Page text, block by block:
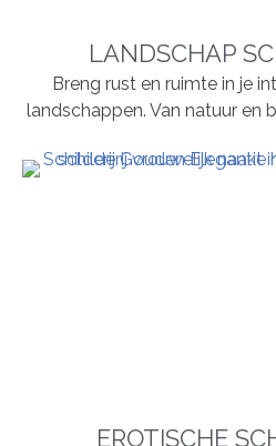
LANDSCHAP
Breng rust en ruimte in je
landschappen. Van natuur en
EROTISCHE